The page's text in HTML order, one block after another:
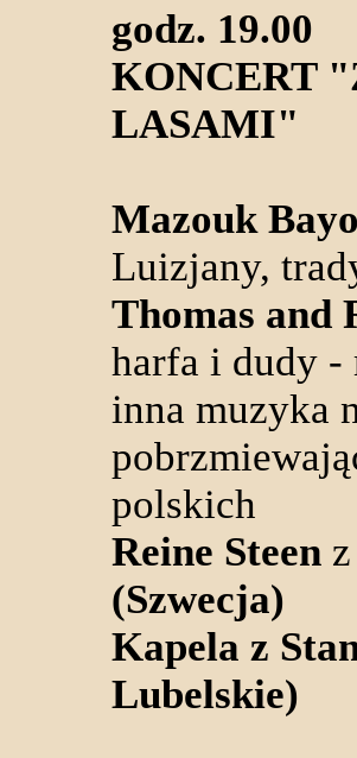
godz. 19.00
KONCERT
LASAMI"
Mazouk
Luizjany,
Thomas and
harfa i dudy -
inna muzyka
polskich
Reine Steen
(Szwecja)
Kapela z
Lubelskie)